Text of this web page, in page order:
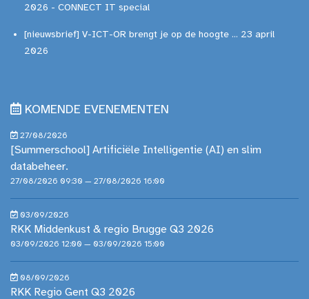
2026 - CONNECT IT special
[nieuwsbrief] V-ICT-OR brengt je op de hoogte ... 23 april
2026
KOMENDE EVENEMENTEN
27/08/2026
[Summerschool] Artificiële Intelligentie (AI) en slim
databeheer.
27/08/2026 09:30 — 27/08/2026 16:00
03/09/2026
RKK Middenkust & regio Brugge Q3 2026
03/09/2026 12:00 — 03/09/2026 15:00
08/09/2026
RKK Regio Gent Q3 2026